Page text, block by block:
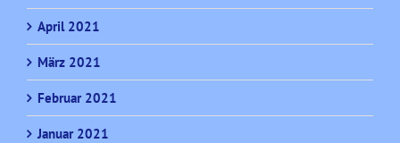
April 2021
März 2021
Februar 2021
Januar 2021